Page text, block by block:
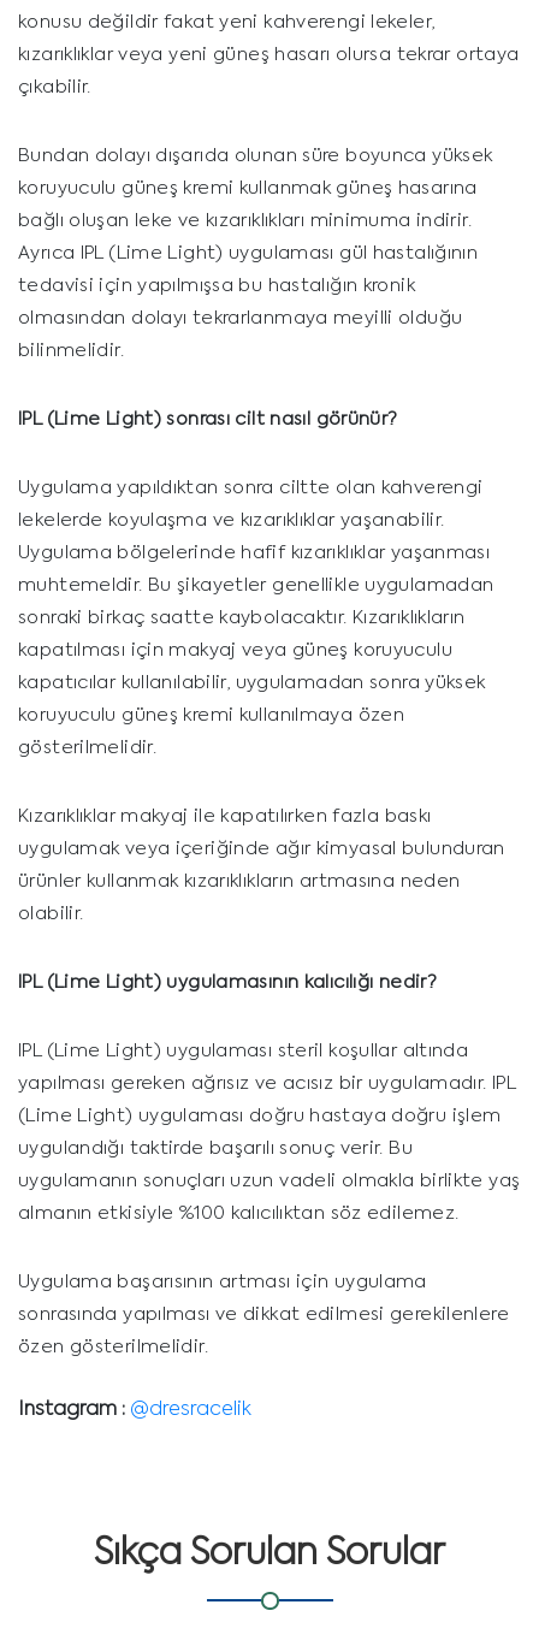
konusu değildir fakat yeni kahverengi lekeler,
kızarıklıklar veya yeni güneş hasarı olursa tekrar ortaya
çıkabilir.
Bundan dolayı dışarıda olunan süre boyunca yüksek
koruyuculu güneş kremi kullanmak güneş hasarına
bağlı oluşan leke ve kızarıklıkları minimuma indirir.
Ayrıca IPL (Lime Light) uygulaması gül hastalığının
tedavisi için yapılmışsa bu hastalığın kronik
olmasından dolayı tekrarlanmaya meyilli olduğu
bilinmelidir.
IPL (Lime Light)sonrası cilt nasıl görünür?
Uygulama yapıldıktan sonra ciltte olan kahverengi
lekelerde koyulaşma ve kızarıklıklar yaşanabilir.
Uygulama bölgelerinde hafif kızarıklıklar yaşanması
muhtemeldir. Bu şikayetler genellikle uygulamadan
sonraki birkaç saatte kaybolacaktır. Kızarıklıkların
kapatılması için makyaj veya güneş koruyuculu
kapatıcılar kullanılabilir, uygulamadan sonra yüksek
koruyuculu güneş kremi kullanılmaya özen
gösterilmelidir.
Kızarıklıklar makyaj ile kapatılırken fazla baskı
uygulamak veya içeriğinde ağır kimyasal bulunduran
ürünler kullanmak kızarıklıkların artmasına neden
olabilir.
IPL (Lime Light) uygulamasının kalıcılığı nedir?
IPL (Lime Light) uygulaması steril koşullar altında
yapılması gereken ağrısız ve acısız bir uygulamadır. IPL
(Lime Light) uygulaması doğru hastaya doğru işlem
uygulandığı taktirde başarılı sonuç verir. Bu
uygulamanın sonuçları uzun vadeli olmakla birlikte yaş
almanın etkisiyle %100 kalıcılıktan söz edilemez.
Uygulama başarısının artması için uygulama
sonrasında yapılması ve dikkat edilmesi gerekilenlere
özen gösterilmelidir.
Instagram : @dresracelik
Sıkça Sorulan Sorular